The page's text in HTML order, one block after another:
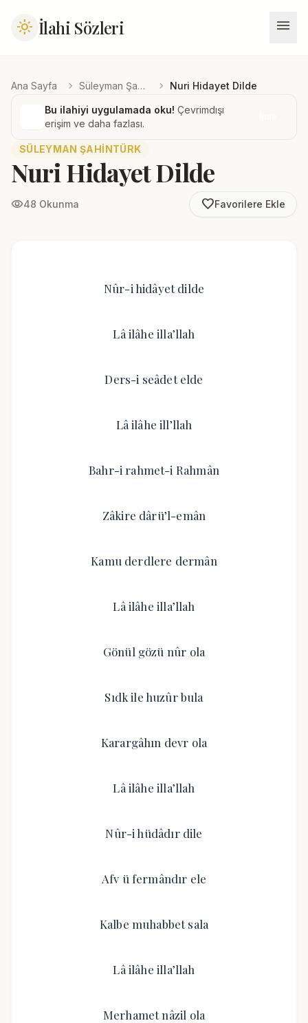
light_mode İlahi Sözleri menu
Ana Sayfa chevron_right Süleyman Şahintürk chevron_right Nuri Hidayet Dilde
Bu ilahiyi uygulamada oku! Çevrimdışı
erişim ve daha fazlası.
SÜLEYMAN ŞAHINTÜRK
Nuri Hidayet Dilde
visibility48 Okunma favorite_borderFavorilere Ekle
Nûr-i hidâyet dilde
Lâ ilâhe illa’llah
Ders-i seâdet elde
Lâ ilâhe ill’llah
Bahr-i rahmet-i Rahmân
Zâkire dârü’l-emân
Kamu derdlere dermân
Lâ ilâhe illa’llah
Gönül gözü nûr ola
Sıdk ile huzûr bula
Karargâhın devr ola
Lâ ilâhe illa’llah
Nûr-i hüdâdır dile
Afv ü fermândır ele
Kalbe muhabbet sala
Lâ ilâhe illa’llah
Merhamet nâzil ola